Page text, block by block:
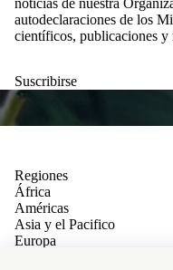
noticias de nuestra
autodeclaraciones de los
científicos, publicaciones y
Suscribirse
Regiones
África
Américas
Asia y el Pacifico
Europa